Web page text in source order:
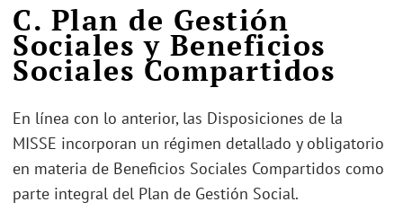
C. Plan de Gestión
Sociales y Beneficios
Sociales Compartidos
En línea con lo anterior, las Disposiciones de la
MISSE incorporan un régimen detallado y obligatorio
en materia de Beneficios Sociales Compartidos como
parte integral del Plan de Gestión Social.